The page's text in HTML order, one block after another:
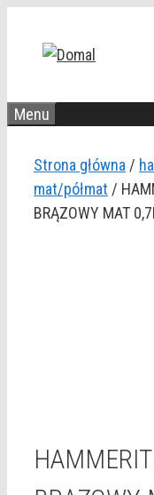
Menu
Strona główna /
mat/półmat /
BRĄZOWY MAT